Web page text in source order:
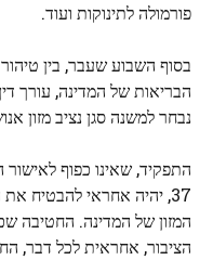
פורמולה לתינוקות ועוד.
בסוף השבוע שעבר, בין
הבריאות של המדינה, עורך
נבחר למשנה סגן נציב מזון
התפקיד, שאינו כפוף
המזון של המדינה. החטיבה
הציבור, אחראית לכל דבר,